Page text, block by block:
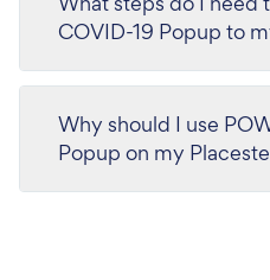
COVID-19 Popup to
Why should I use
Popup on my